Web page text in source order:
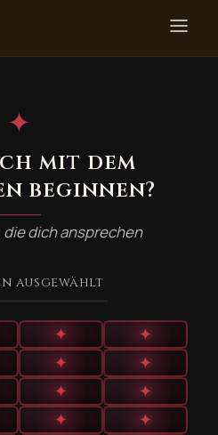
✦
mit dem
beginnen?
die dich ansprechen
ausgewählt
✦
✦
✦
✦
✦
✦
✦
✦